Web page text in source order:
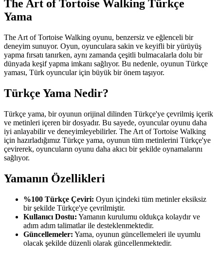
The Art of Tortoise Walking Türkçe
Yama
The Art of Tortoise Walking oyunu, benzersiz ve eğlenceli bir
deneyim sunuyor. Oyun, oyunculara sakin ve keyifli bir yürüyüş
yapma fırsatı tanırken, aynı zamanda çeşitli bulmacalarla dolu bir
dünyada keşif yapma imkanı sağlıyor. Bu nedenle, oyunun Türkçe
yaması, Türk oyuncular için büyük bir önem taşıyor.
Türkçe Yama Nedir?
Türkçe yama, bir oyunun orijinal dilinden Türkçe'ye çevrilmiş içerik
ve metinleri içeren bir dosyadır. Bu sayede, oyuncular oyunu daha
iyi anlayabilir ve deneyimleyebilirler. The Art of Tortoise Walking
için hazırladığımız Türkçe yama, oyunun tüm metinlerini Türkçe'ye
çevirerek, oyuncuların oyunu daha akıcı bir şekilde oynamalarını
sağlıyor.
Yamanın Özellikleri
%100 Türkçe Çeviri: Oyun içindeki tüm metinler eksiksiz
bir şekilde Türkçe'ye çevrilmiştir.
Kullanıcı Dostu: Yamanın kurulumu oldukça kolaydır ve
adım adım talimatlar ile desteklenmektedir.
Güncellemeler: Yama, oyunun güncellemeleri ile uyumlu
olacak şekilde düzenli olarak güncellenmektedir.